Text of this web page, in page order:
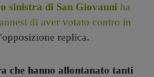
sinistra di San Giovanni ha
di aver votato contro in
replica.
che hanno allontanato tanti